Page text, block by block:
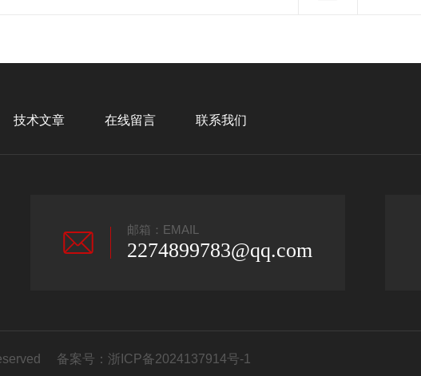
技术文章 在线留言 联系我们
邮箱：EMAIL
2274899783@qq.com
备案号： 浙ICP备2024137914号-1